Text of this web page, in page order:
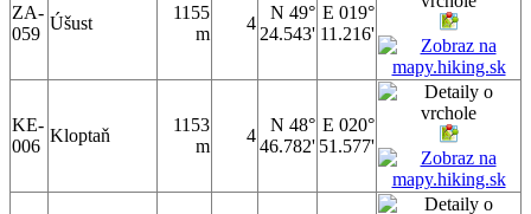
ZA-
059
Úšust
1155
m
4
N 49°
24.543'
E 019°
11.216'
KE-
006
Kloptaň
1153
m
4
N 48°
46.782'
E 020°
51.577'